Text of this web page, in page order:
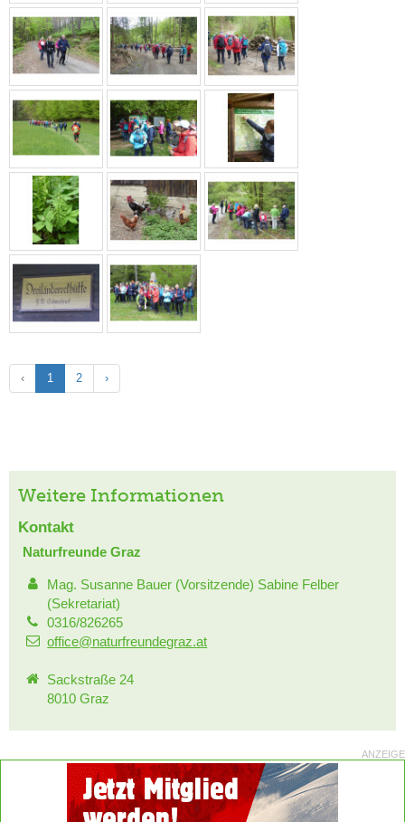
‹ 1 2 ›
Weitere Informationen
Kontakt
Naturfreunde Graz
Mag. Susanne Bauer (Vorsitzende) Sabine Felber
(Sekretariat)
0316/826265
office@naturfreundegraz.at
Sackstraße 24
8010 Graz
ANZEIGE